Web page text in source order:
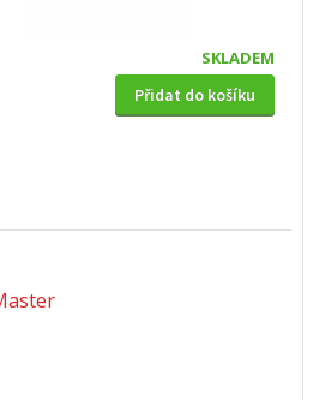
SKLADEM
Přidat do košíku